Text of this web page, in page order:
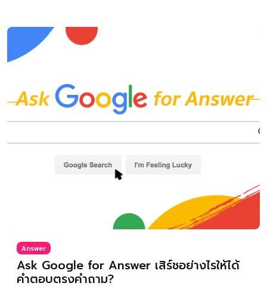
Answer
Ask Google for Answer เสิร์ชอย่างไรให้ได้
คำตอบตรงคำถาม?